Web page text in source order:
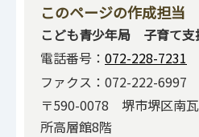
このページの作成担当
こども青少年局 子育て
電話番号： 072-228-7231
ファクス：072-222-6997
〒590-0078 堺市堺区南
所高層館8階